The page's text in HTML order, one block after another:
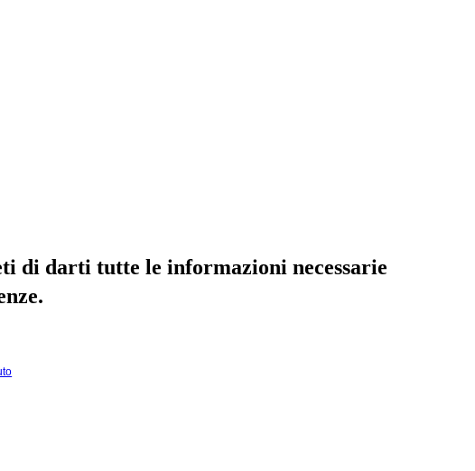
di darti tutte le informazioni necessarie